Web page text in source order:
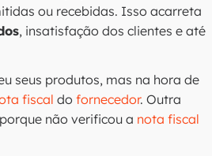
ou recebidas. Isso acarreta
, insatisfação dos clientes e até
seus produtos, mas na hora de
fiscal do fornecedor. Outra
não verificou a nota fiscal